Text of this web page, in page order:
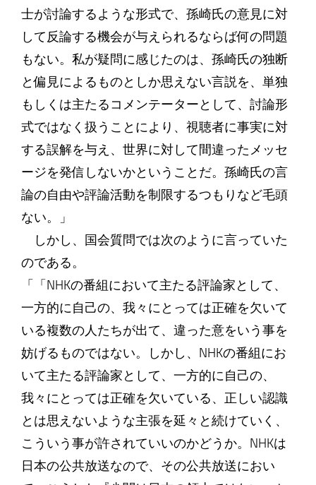
士が討論するような形式で、孫崎氏の意見に対
して反論する機会が与えられるならば何の問題
もない。私が疑問に感じたのは、孫崎氏の独断
と偏見によるものとしか思えない言説を、単独
もしくは主たるコメンテーターとして、討論形
式ではなく扱うことにより、視聴者に事実に対
する誤解を与え、世界に対して間違ったメッセ
ージを発信しないかということだ。孫崎氏の言
論の自由や評論活動を制限するつもりなど毛頭
ない。」
しかし、国会質問では次のように言っていた
のである。
「「NHKの番組において主たる評論家として、
一方的に自己の、我々にとっては正確を欠いて
いる複数の人たちが出て、違った意をいう事を
妨げるものではない。しかし、NHKの番組にお
いて主たる評論家として、一方的に自己の、
我々にとっては正確を欠いている、正しい認識
とは思えないような主張を延々と続けていく、
こういう事が許されていいのかどうか。NHKは
日本の公共放送なので、その公共放送におい